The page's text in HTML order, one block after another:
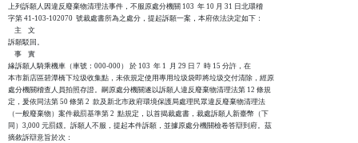
上列訴願人因違反廢棄物清理法事件，不服原處分機關 103  年 10 月 31 日北環稽
字第 41-103-102070  號裁處書所為之處分，提起訴願一案，本府依法決定如下：
    主    文
訴願駁回。
    事    實
緣訴願人騎乘機車（車號：000-000） 於 103  年 1  月 29 日 7  時 15 分許，在
本市新店區碧潭橋下垃圾收集點，未依規定使用專用垃圾袋即將垃圾交付清除，經原
處分機關稽查人員拍照存證。嗣原處分機關遂以訴願人違反廢棄物清理法第 12 條規
定，爰依同法第 50 條第 2  款及新北市政府環境保護局處理民眾違反廢棄物清理法
（一般廢棄物）案件裁罰基準第 2  點規定，以首揭裁處書，裁處訴願人新臺幣（下
同）3,000 元罰鍰。訴願人不服，提起本件訴願，並據原處分機關檢卷答辯到府。茲
摘敘訴辯意旨於次：